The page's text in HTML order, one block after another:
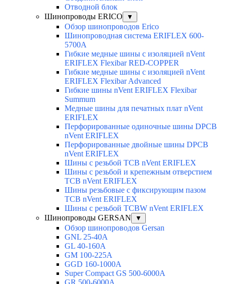
Отводной блок
Шинопроводы ERICO
▼
Обзор шинопроводов Erico
Шинопроводная система ERIFLEX 600-
5700A
Гибкие медные шины с изоляцией nVent
ERIFLEX Flexibar RED-COPPER
Гибкие медные шины с изоляцией nVent
ERIFLEX Flexibar Advanced
Гибкие шины nVent ERIFLEX Flexibar
Summum
Медные шины для печатных плат nVent
ERIFLEX
Перфорированные одиночные шины DPCB
nVent ERIFLEX
Перфорированные двойные шины DPCB
nVent ERIFLEX
Шины с резьбой TCB nVent ERIFLEX
Шины с резьбой и крепежным отверстием
TCB nVent ERIFLEX
Шины резьбовые с фиксирующим пазом
TCB nVent ERIFLEX
Шины с резьбой TCBW nVent ERIFLEX
Шинопроводы GERSAN
▼
Обзор шинопроводов Gersan
GNL 25-40A
GL 40-160A
GM 100-225A
GGD 160-1000A
Super Compact GS 500-6000A
GR 500-6000A